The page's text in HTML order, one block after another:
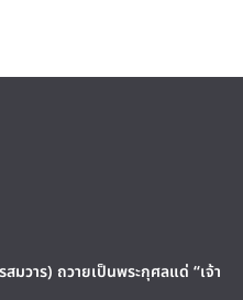
วาร) ถวายเป็นพระกุศลแด่ “เจ้า